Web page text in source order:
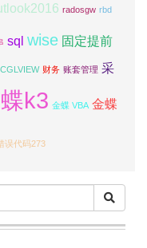
radosgw rbd
sql wise 固定提前
财务 账套管理 采
k3 金蝶 VBA 金蝶
误代码273